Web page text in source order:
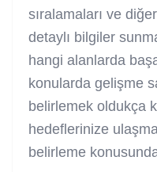
sıralamaları ve
detaylı bilgiler
hangi alanlarda
konularda gelişme
belirlemek oldukça
hedeflerinize
belirleme